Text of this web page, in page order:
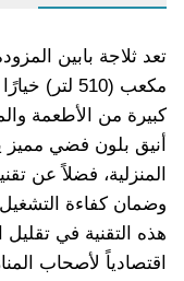
مكعب (510
كبيرة من الأطعمة
أنيق بلون فضي
المنزلية، فضلاً عن
وضمان كفاءة
هذه التقنية في تقليل
اقتصادياً لأصحاب